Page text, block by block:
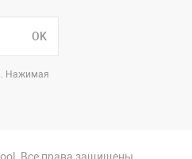
OK
Нажимая